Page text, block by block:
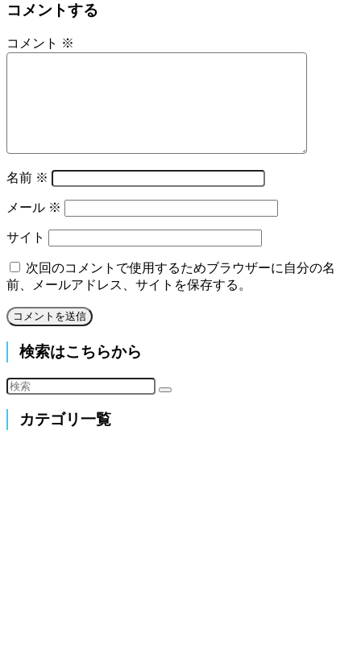
コメントする
コメント ※
名前 ※
メール ※
サイト
次回のコメントで使用するためブラウザーに自分の名
前、メールアドレス、サイトを保存する。
検索はこちらから
カテゴリ一覧